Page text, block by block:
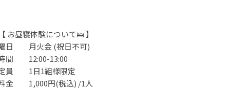
【 お昼寝体験について🛌 】
日 月火金 (祝日不可)
間 12:00-13:00
員 1日1組様限定
金 1,000円(税込) /1人